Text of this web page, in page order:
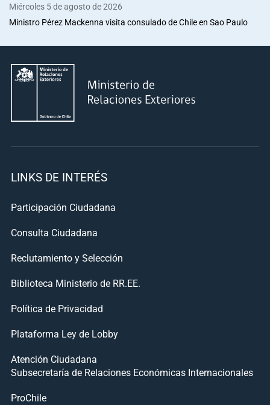
Miércoles 5 de agosto de 2026
Ministro Pérez Mackenna visita consulado de Chile en Sao Paulo
LINKS DE INTERÉS
Participación Ciudadana
Consulta Ciudadana
Reclutamiento y Selección
Biblioteca Ministerio de RR.EE.
Política de Privacidad
Plataforma Ley de Lobby
Atención Ciudadana
Subsecretaría de Relaciones Económicas Internacionales
ProChile